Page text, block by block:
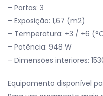
– Portas: 3
– Exposição: 1,67 (m2)
– Temperatura: +3 / +6
– Potência: 948 W
– Dimensões interiores:
Equipamento disponível